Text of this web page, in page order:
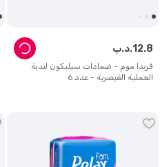
فريدا موم - ضمادات سيليكون لندبة
العملية القيصرية - عدد 6
د.ب.12.8